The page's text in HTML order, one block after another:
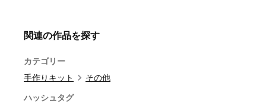
関連の作品を探す
カテゴリー
手作りキット
その他
ハッシュタグ